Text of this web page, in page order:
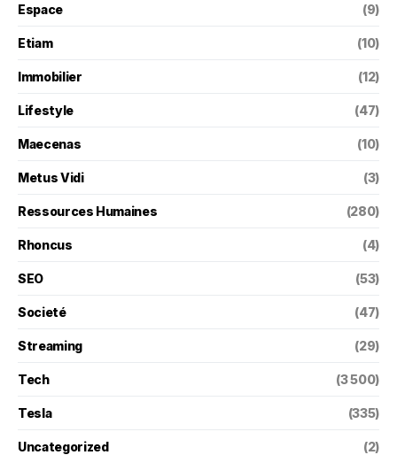
Espace (9)
Etiam (10)
Immobilier (12)
Lifestyle (47)
Maecenas (10)
Metus Vidi (3)
Ressources Humaines (280)
Rhoncus (4)
SEO (53)
Societé (47)
Streaming (29)
Tech (3 500)
Tesla (335)
Uncategorized (2)